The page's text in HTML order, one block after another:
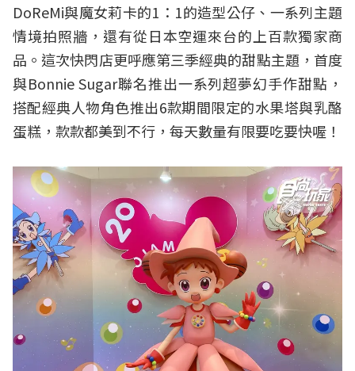
DoReMi與魔女莉卡的1：1的造型公仔、一系列主題
情境拍照牆，還有從日本空運來台的上百款獨家商
品。這次快閃店更呼應第三季經典的甜點主題，首度
與Bonnie Sugar聯名推出一系列超夢幻手作甜點，
搭配經典人物角色推出6款期間限定的水果塔與乳酪
蛋糕，款款都美到不行，每天數量有限要吃要快喔！